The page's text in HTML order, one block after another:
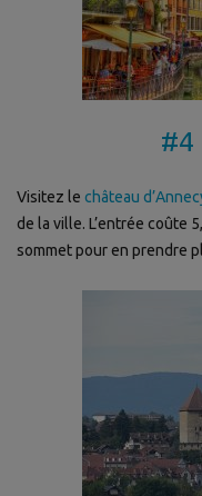
#4
Visitez le château
de la ville. L’entrée coûte
sommet pour en prendre